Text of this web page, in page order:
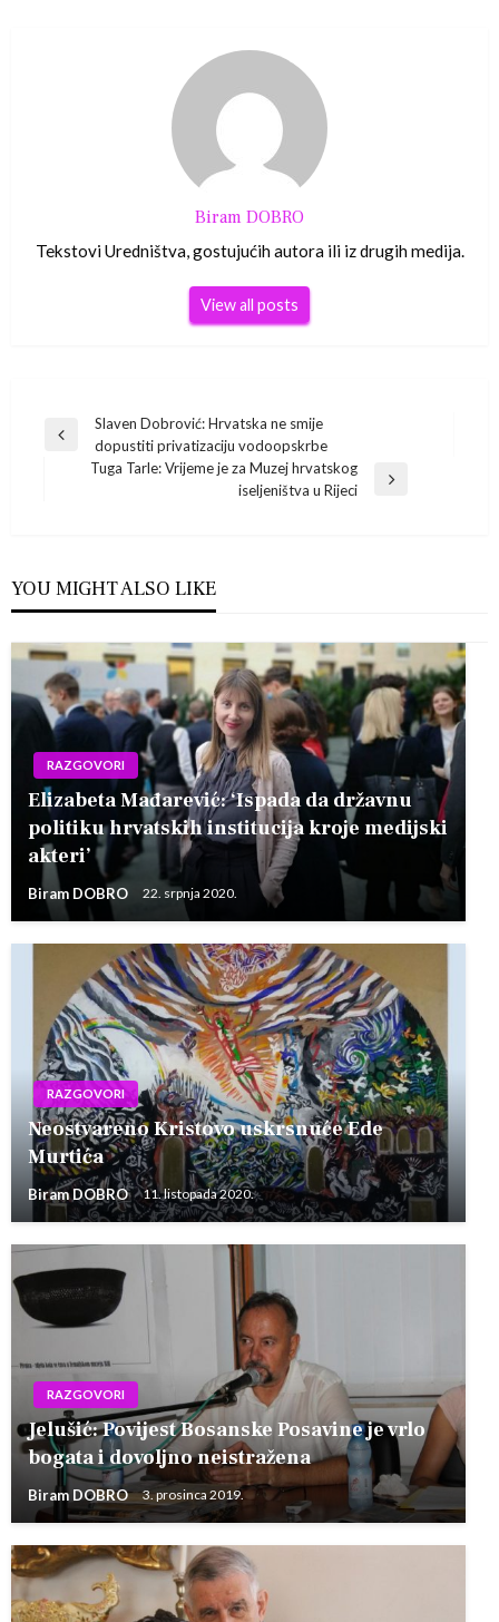
Biram DOBRO
Tekstovi Uredništva, gostujućih autora ili iz drugih medija.
View all posts
Navigacija
objava
Previous
Slaven Dobrović: Hrvatska ne smije
dopustiti privatizaciju vodoopskrbe
Tuga Tarle: Vrijeme je za Muzej hrvatskog
iseljeništva u Rijeci
YOU MIGHT ALSO LIKE
RAZGOVORI
Elizabeta Mađarević: ‘Ispada da državnu
politiku hrvatskih institucija kroje medijski
akteri’
Biram DOBRO 22. srpnja 2020.
RAZGOVORI
Neostvareno Kristovo uskrsnuće Ede
Murtića
Biram DOBRO 11. listopada 2020.
RAZGOVORI
Jelušić: Povijest Bosanske Posavine je vrlo
bogata i dovoljno neistražena
Biram DOBRO 3. prosinca 2019.